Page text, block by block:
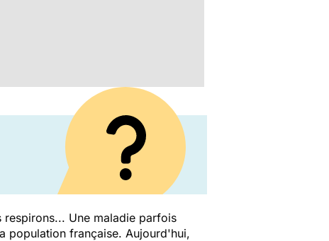
respirons... Une maladie parfois
population française. Aujourd'hui,